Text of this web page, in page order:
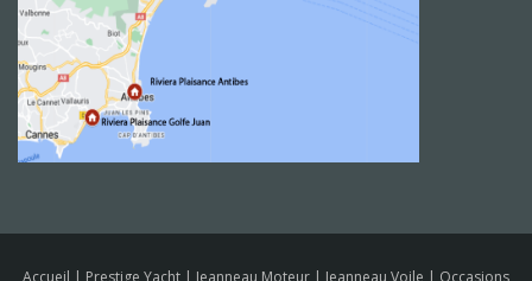
Accueil | Prestige Yacht | Jeanneau Moteur | Jeanneau Voile | Occasions